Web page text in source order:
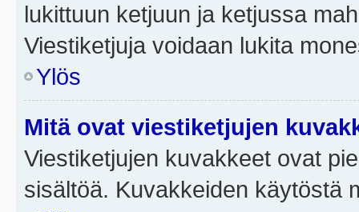
lukittuun ketjuun ja ketjussa
Viestiketjuja voidaan lukita
Ylös
Mitä ovat viestiketjujen
Viestiketjujen kuvakkeet ovat
sisältöä. Kuvakkeiden käytöstä